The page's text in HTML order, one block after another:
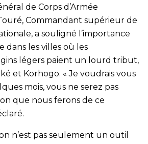
de Corps d’Armée
Commandant supérieur de
a souligné l’importance
dans les villes où les
légers paient un lourd tribut,
et Korhogo. « Je voudrais vous
mois, vous ne serez pas
que nous ferons de ce
n’est pas seulement un outil